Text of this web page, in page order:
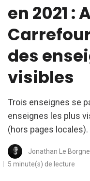
en 2021 :
des
visibles
Trois enseignes se
enseignes les plus
(hors pages locales).
Jonathan Le Borgne
5 minute(s) de lecture